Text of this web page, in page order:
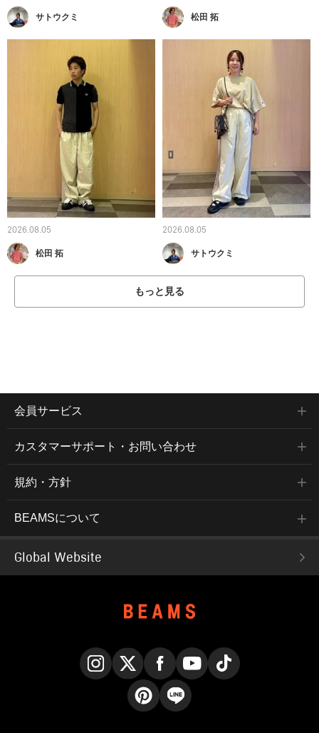
サトウクミ 松田 拓
2026.08.05
松田 拓
2026.08.05
サトウクミ
もっと見る
会員サービス
カスタマーサポート・お問い合わせ
規約・方針
BEAMSについて
Global Website